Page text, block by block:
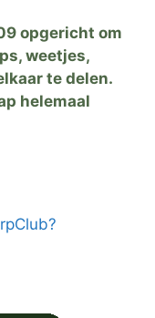
opgericht om
weetjes,
te delen.
helemaal